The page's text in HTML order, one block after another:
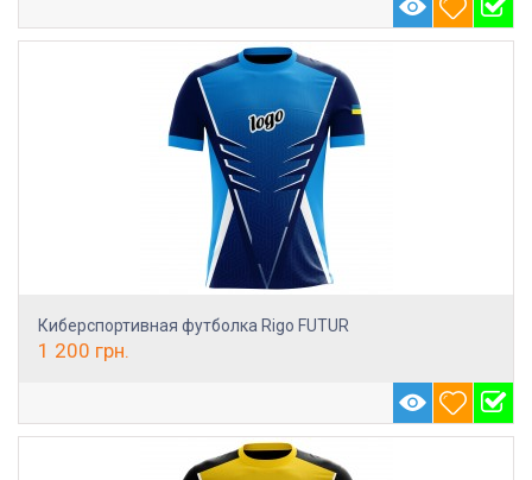
Киберспортивная футболка Rigo FUTUR
1 200 грн.